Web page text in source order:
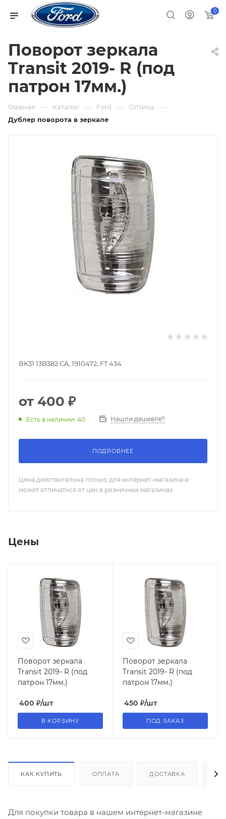
0
Поворот зеркала
Transit 2019- R (под
патрон 17мм.)
Главная — Каталог — Ford — Оптика —
Дублер поворота в зеркале
BK31 13B382 CA, 1910472, FT 434
от 400 ₽
Есть в наличии: 40 Нашли дешевле?
ПОДРОБНЕЕ
Цена действительна только для интернет-магазина и
может отличаться от цен в розничных магазинах
Цены
Поворот зеркала
Transit 2019- R (под
патрон 17мм.)
400 ₽/шт
В КОРЗИНУ
Поворот зеркала
Transit 2019- R (под
патрон 17мм.)
450 ₽/шт
ПОД ЗАКАЗ
КАК КУПИТЬ ОПЛАТА ДОСТАВКА
Для покупки товара в нашем интернет-магазине